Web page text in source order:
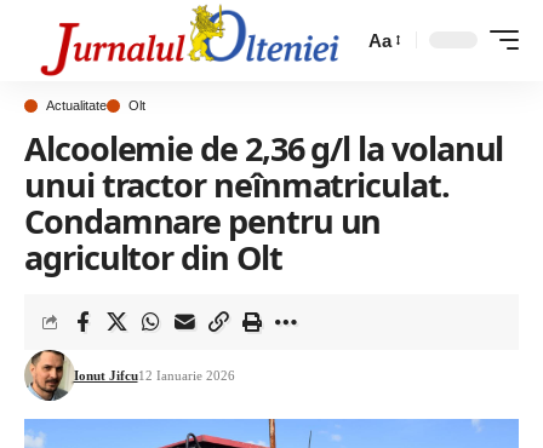
Aa
Actualitate Olt
Alcoolemie de 2,36 g/l la volanul
unui tractor neînmatriculat.
Condamnare pentru un
agricultor din Olt
Ionut Jifcu12 Ianuarie 2026